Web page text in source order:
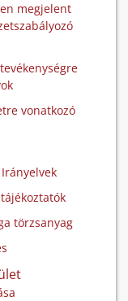
megjelent
vonatkozó
törzsanyag